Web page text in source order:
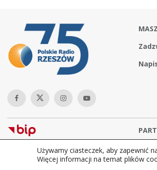
Copyright © 2026Polskie Radio Rzeszów S.A.
Używamy ciasteczek, aby zapewnić
Więcej informacji na temat plików